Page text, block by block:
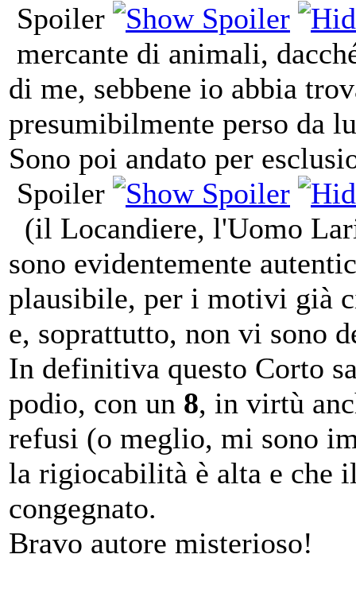
Spoiler
mercante di animali,
di me, sebbene io abbia
presumibilmente perso da
Sono poi andato per
Spoiler
(il Locandiere, l'Uomo
sono evidentemente
plausibile, per i motivi già
e, soprattutto, non vi sono
In definitiva questo Corto
podio, con un 8, in virtù
refusi (o meglio, mi sono
la rigiocabilità è alta e che
congegnato.
Bravo autore misterioso!